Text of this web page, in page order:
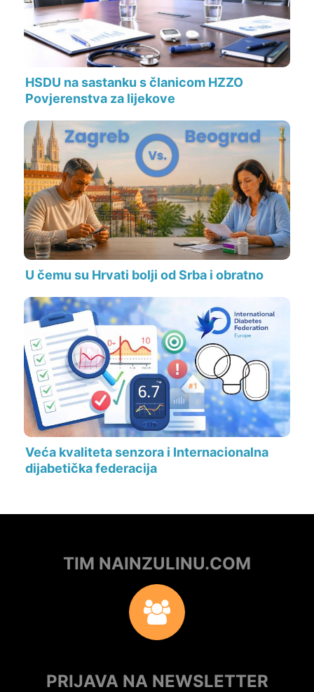
HSDU na sastanku s članicom HZZO
Povjerenstva za lijekove
U čemu su Hrvati bolji od Srba i obratno
Veća kvaliteta senzora i Internacionalna
dijabetička federacija
TIM NAINZULINU.COM
PRIJAVA NA NEWSLETTER